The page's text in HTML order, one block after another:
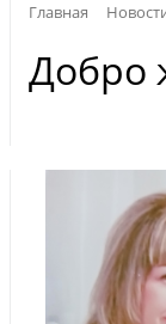
Главная
Добро